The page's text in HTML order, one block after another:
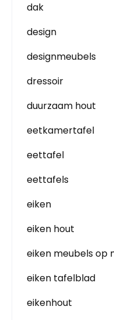
dak
design
designmeubels
dressoir
duurzaam hout
eetkamertafel
eettafel
eettafels
eiken
eiken hout
eiken meubels op
eiken tafelblad
eikenhout